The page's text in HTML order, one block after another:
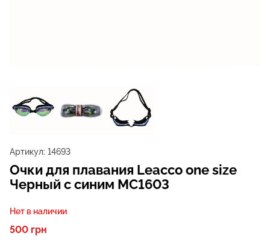
Артикул: 14693
Очки для плавания Leacco one size
Черный с синим MC1603
Нет в наличии
500 грн